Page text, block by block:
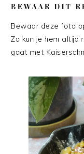
BEWAAR DIT
Bewaar deze foto
Zo kun je hem altijd
gaat met